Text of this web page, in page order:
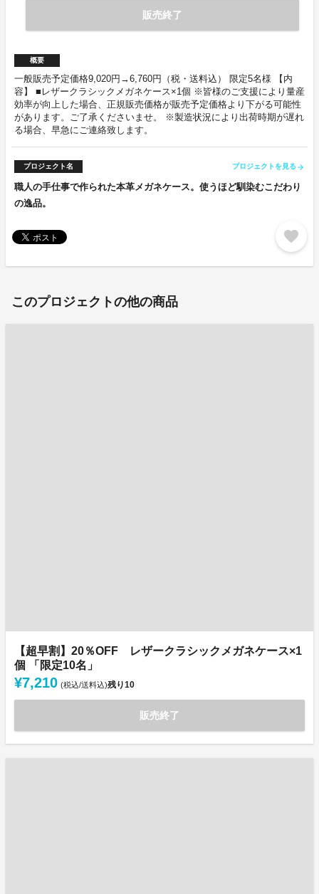
販売終了
概要
一般販売予定価格9,020円→6,760円（税・送料込） 限定5名様 【内
容】 ■レザークラシックメガネケース×1個 ※皆様のご支援により量産
効率が向上した場合、正規販売価格が販売予定価格より下がる可能性
があります。ご了承くださいませ。 ※製造状況により出荷時期が遅れ
る場合、早急にご連絡致します。
プロジェクト名 プロジェクトを見る arrow_forward
職人の手仕事で作られた本革メガネケース。使うほど馴染むこだわり
の逸品。
favorite
このプロジェクトの他の商品
【超早割】20％OFF レザークラシックメガネケース×1
個 「限定10名」
¥7,210 (税込/送料込)残り10
販売終了